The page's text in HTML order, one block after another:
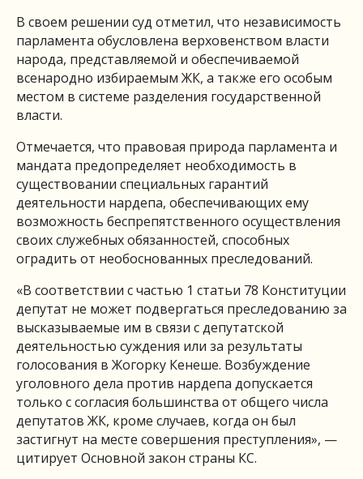
В своем решении суд отметил, что независимость
парламента обусловлена верховенством власти
народа, представляемой и обеспечиваемой
всенародно избираемым ЖК, а также его особым
местом в системе разделения государственной
власти.
Отмечается, что правовая природа парламента и
мандата предопределяет необходимость в
существовании специальных гарантий
деятельности нардепа, обеспечивающих ему
возможность беспрепятственного осуществления
своих служебных обязанностей, способных
оградить от необоснованных преследований.
«В соответствии с частью 1 статьи 78 Конституции
депутат не может подвергаться преследованию за
высказываемые им в связи с депутатской
деятельностью суждения или за результаты
голосования в Жогорку Кенеше. Возбуждение
уголовного дела против нардепа допускается
только с согласия большинства от общего числа
депутатов ЖК, кроме случаев, когда он был
застигнут на месте совершения преступления», —
цитирует Основной закон страны КС.